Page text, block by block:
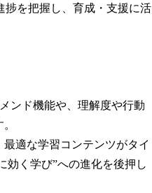
捗を把握し、育成・支援に活
ンド機能や、理解度や行動
適な学習コンテンツがタイ
効く学び”への進化を後押し